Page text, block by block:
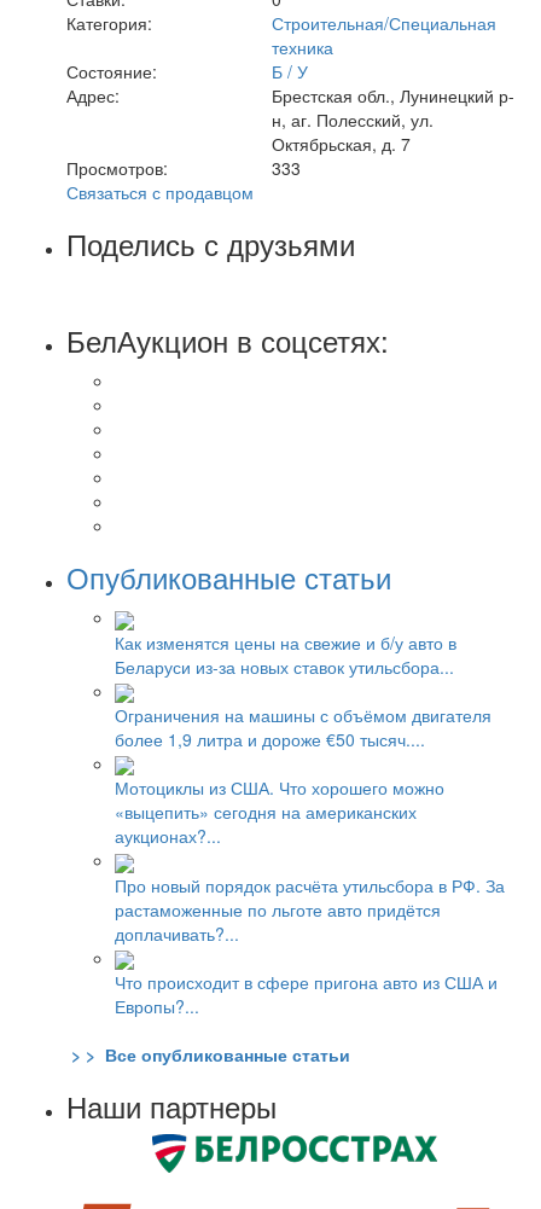
Категория:
Строительная/Специальная
техника
Состояние:
Б / У
Адрес:
Брестская обл., Лунинецкий р-
н, аг. Полесский, ул.
Октябрьская, д. 7
Просмотров:
333
Связаться с продавцом
Поделись с друзьями
БелАукцион в соцсетях:
Опубликованные статьи
Как изменятся цены на свежие и б/у авто в
Беларуси из-за новых ставок утильсбора...
Ограничения на машины с объёмом двигателя
более 1,9 литра и дороже €50 тысяч....
Мотоциклы из США. Что хорошего можно
«выцепить» сегодня на американских
аукционах?...
Про новый порядок расчёта утильсбора в РФ. За
растаможенные по льготе авто придётся
доплачивать?...
Что происходит в сфере пригона авто из США и
Европы?...
> > Все опубликованные статьи
Наши партнеры